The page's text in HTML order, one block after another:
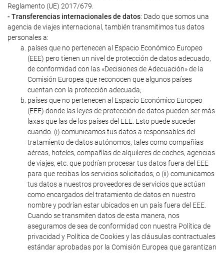
Reglamento (UE) 2017/679.
- Transferencias internacionales de datos: Dado que somos una
agencia de viajes internacional, también transmitimos tus datos
personales a:
países que no pertenecen al Espacio Económico Europeo
(EEE) pero tienen un nivel de protección de datos adecuado,
de conformidad con las «Decisiones de Adecuación» de la
Comisión Europea que reconocen que algunos países
cuentan con la protección adecuada;
países que no pertenecen al Espacio Económico Europeo
(EEE) donde las leyes de protección de datos pueden ser más
laxas que las de los países del EEE. Esto puede suceder
cuando: (i) comunicamos tus datos a responsables del
tratamiento de datos autónomos, tales como compañías
aéreas, hoteles, compañías de alquileres de coches, agencias
de viajes, etc. que podrían procesar tus datos fuera del EEE
para que recibas los servicios solicitados; o (ii) comunicamos
tus datos a nuestros proveedores de servicios que actúan
como encargados del tratamiento de datos en nuestro
nombre y podrían estar ubicados en un país fuera del EEE.
Cuando se transmiten datos de esta manera, nos
aseguramos de sea de conformidad con nuestra Política de
privacidad y Política de Cookies y las cláusulas contractuales
estándar aprobadas por la Comisión Europea que garantizan